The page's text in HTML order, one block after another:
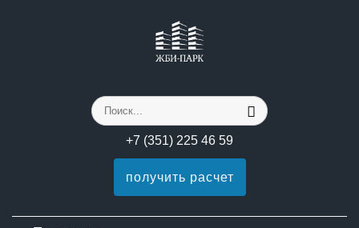
+7 (351) 225 46 59
получить расчет